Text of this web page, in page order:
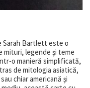
Sarah Bartlett este o
mituri, legende și teme
o manieră simplificată,
de mitologia asiatică,
chiar americană și